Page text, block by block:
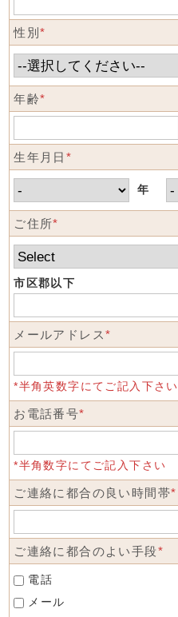
性別*
年齢*
生年月日 *
年
ご住所*
市区郡以下
メールアドレス*
*半角英数字にてご記入下さい
お電話番号*
*半角数字にてご記入下さい
ご連絡に都合の良い時間帯*
ご連絡に都合のよい手段*
電話
メール